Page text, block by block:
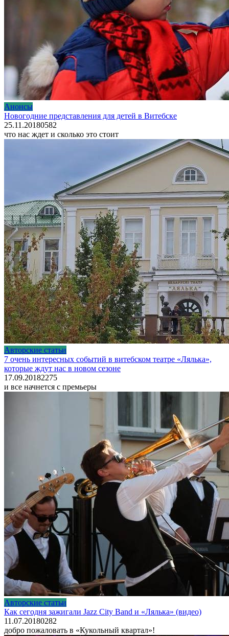
Анонсы
Новогодние представления для детей в Витебске
25.11.20180582
что нас ждет и сколько это стоит
Авторские статьи
7 очень интересных событий в витебском театре «Лялька»,
которые ждут нас в новом сезоне
17.09.20182275
и все начнется с премьеры
Авторские статьи
Как сегодня зажигали Jazz City Band и «Лялька» (видео)
11.07.20180282
добро пожаловать в «Кукольный квартал»!